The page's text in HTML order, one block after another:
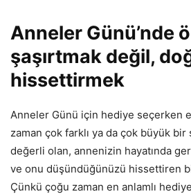
Anneler Günü’nde
şaşırtmak değil,
hissettirmek
Anneler Günü için hediye seçerken
zaman çok farklı ya da çok büyük bir
değerli olan, annenizin hayatında
ve onu düşündüğünüzü hissettiren
Çünkü çoğu zaman en anlamlı